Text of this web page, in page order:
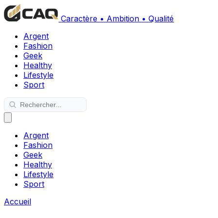
Caractère • Ambition • Qualité
Argent
Fashion
Geek
Healthy
Lifestyle
Sport
Argent
Fashion
Geek
Healthy
Lifestyle
Sport
Accueil